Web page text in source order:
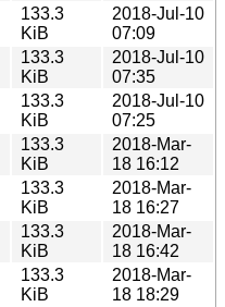
133.3
KiB
2018-Jul-10
07:09
133.3
KiB
2018-Jul-10
07:35
133.3
KiB
2018-Jul-10
07:25
133.3
KiB
2018-Mar-
18 16:12
133.3
KiB
2018-Mar-
18 16:27
133.3
KiB
2018-Mar-
18 16:42
133.3
KiB
2018-Mar-
18 18:29